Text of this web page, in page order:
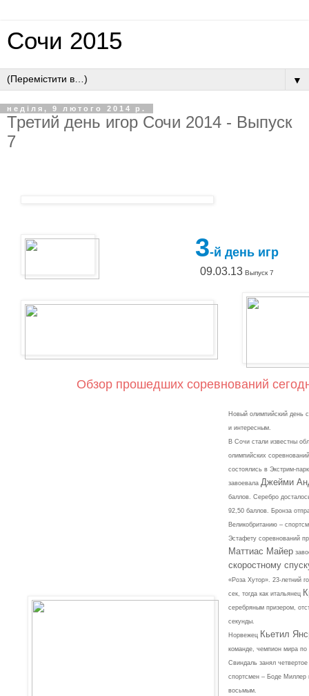
Сочи 2015
▼
неділя, 9 лютого 2014 р.
Третий день игор Сочи 2014 - Выпуск
7
3-й день игр
09.03.13Выпуск 7
Обзор прошедших соревнований
Новый олимпийский день
и интересным.
В Сочи стали известны
олимпийских
состоялись в Экстрим-
завоевала Джейми
баллов. Серебро
92,50 баллов. Бронза
Великобританию –
Эстафету соревнований
Маттиас Майер
скоростному
«Роза Хутор». 23-летний
сек, тогда как итальянец
серебряным призером,
секунды.
Норвежец Кьетил
команде, чемпион мира по
Свиндаль занял
спортсмен – Боде Миллер
восьмым.